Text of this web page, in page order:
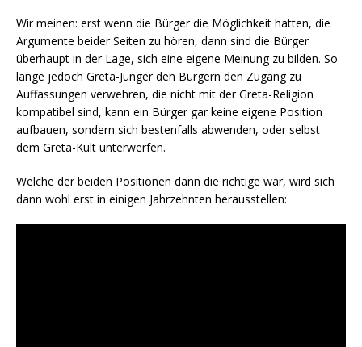
Wir meinen: erst wenn die Bürger die Möglichkeit hatten, die
Argumente beider Seiten zu hören, dann sind die Bürger
überhaupt in der Lage, sich eine eigene Meinung zu bilden. So
lange jedoch Greta-Jünger den Bürgern den Zugang zu
Auffassungen verwehren, die nicht mit der Greta-Religion
kompatibel sind, kann ein Bürger gar keine eigene Position
aufbauen, sondern sich bestenfalls abwenden, oder selbst
dem Greta-Kult unterwerfen.
Welche der beiden Positionen dann die richtige war, wird sich
dann wohl erst in einigen Jahrzehnten herausstellen: